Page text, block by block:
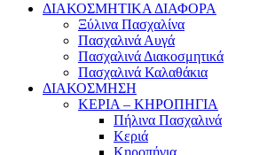
ΔΙΑΚΟΣΜΗΤΙΚΑ ΔΙΑΦΟΡΑ
Ξύλινα Πασχαλίνα
Πασχαλινά Αυγά
Πασχαλινά Διακοσμητικά
Πασχαλινά Καλαθάκια
ΔΙΑΚΟΣΜΗΣΗ
ΚΕΡΙΑ – ΚΗΡΟΠΗΓΙΑ
Πήλινα Πασχαλινά
Κεριά
Κηροπήγια